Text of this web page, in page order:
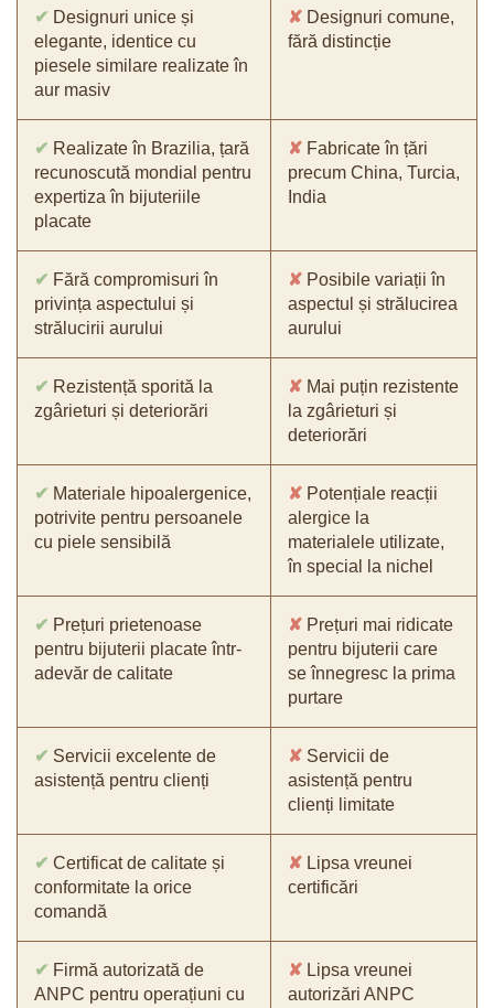
✔ Designuri unice și
elegante, identice cu
piesele similare realizate în
aur masiv
✘ Designuri comune,
fără distincție
✔ Realizate în Brazilia, țară
recunoscută mondial pentru
expertiza în bijuteriile
placate
✘ Fabricate în țări
precum China, Turcia,
India
✔ Fără compromisuri în
privința aspectului și
strălucirii aurului
✘ Posibile variații în
aspectul și strălucirea
aurului
✔ Rezistență sporită la
zgârieturi și deteriorări
✘ Mai puțin rezistente
la zgârieturi și
deteriorări
✔ Materiale hipoalergenice,
potrivite pentru persoanele
cu piele sensibilă
✘ Potențiale reacții
alergice la
materialele utilizate,
în special la nichel
✔ Prețuri prietenoase
pentru bijuterii placate într-
adevăr de calitate
✘ Prețuri mai ridicate
pentru bijuterii care
se înnegresc la prima
purtare
✔ Servicii excelente de
asistență pentru clienți
✘ Servicii de
asistență pentru
clienți limitate
✔ Certificat de calitate și
conformitate la orice
comandă
✘ Lipsa vreunei
certificări
✔ Firmă autorizată de
ANPC pentru operațiuni cu
✘ Lipsa vreunei
autorizări ANPC